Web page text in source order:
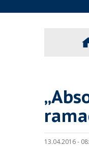
13.04.2016 -